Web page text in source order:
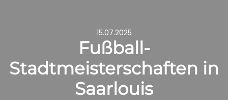
15.07.2025
Fußball-
Stadtmeisterschaften in
Saarlouis